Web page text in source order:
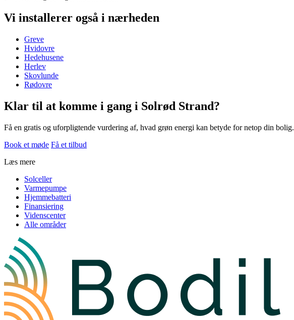
Vi installerer også i nærheden
Greve
Hvidovre
Hedehusene
Herlev
Skovlunde
Rødovre
Klar til at komme i gang i Solrød Strand?
Få en gratis og uforpligtende vurdering af, hvad grøn energi kan betyde for netop din bolig.
Book et møde Få et tilbud
Læs mere
Solceller
Varmepumpe
Hjemmebatteri
Finansiering
Videnscenter
Alle områder